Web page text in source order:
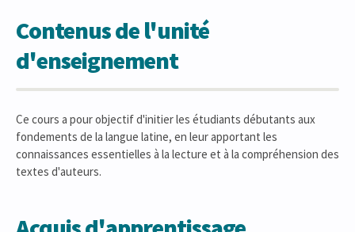
Contenus de l'unité
d'enseignement
Ce cours a pour objectif d'initier les étudiants débutants aux
fondements de la langue latine, en leur apportant les
connaissances essentielles à la lecture et à la compréhension des
textes d'auteurs.